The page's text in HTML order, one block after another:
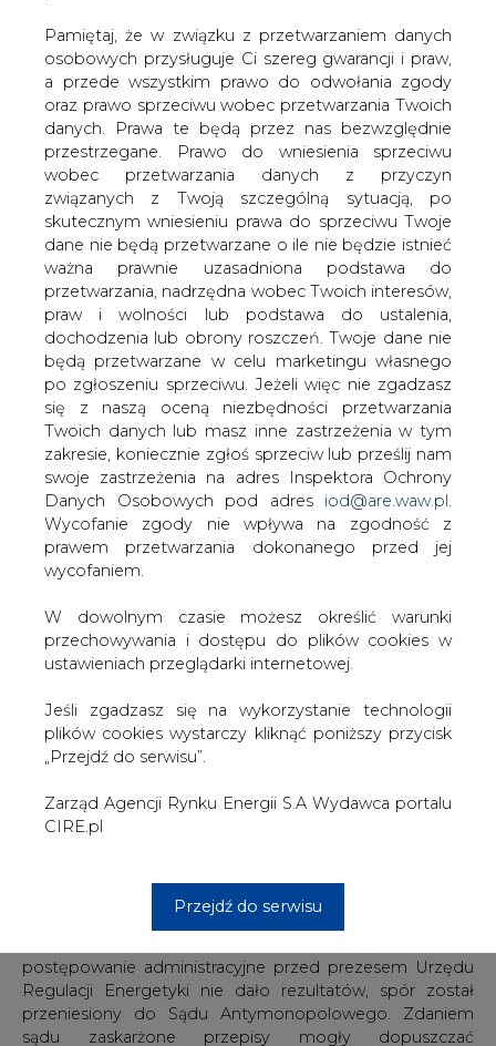
Pamiętaj, że w związku z przetwarzaniem danych
osobowych przysługuje Ci szereg gwarancji i praw,
a przede wszystkim prawo do odwołania zgody
oraz prawo sprzeciwu wobec przetwarzania Twoich
danych. Prawa te będą przez nas bezwzględnie
przestrzegane. Prawo do wniesienia sprzeciwu
wobec przetwarzania danych z przyczyn
związanych z Twoją szczególną sytuacją, po
skutecznym wniesieniu prawa do sprzeciwu Twoje
dane nie będą przetwarzane o ile nie będzie istnieć
ważna prawnie uzasadniona podstawa do
przetwarzania, nadrzędna wobec Twoich interesów,
praw i wolności lub podstawa do ustalenia,
dochodzenia lub obrony roszczeń. Twoje dane nie
będą przetwarzane w celu marketingu własnego
po zgłoszeniu sprzeciwu. Jeżeli więc nie zgadzasz
się z naszą oceną niezbędności przetwarzania
Twoich danych lub masz inne zastrzeżenia w tym
zakresie, koniecznie zgłoś sprzeciw lub prześlij nam
swoje zastrzeżenia na adres Inspektora Ochrony
Danych Osobowych pod adres iod@are.waw.pl.
Wycofanie zgody nie wpływa na zgodność z
prawem przetwarzania dokonanego przed jej
wycofaniem.
W dowolnym czasie możesz określić warunki
przechowywania i dostępu do plików cookies w
ustawieniach przeglądarki internetowej.
Jeśli zgadzasz się na wykorzystanie technologii
plików cookies wystarczy kliknąć poniższy przycisk
„Przejdź do serwisu”.
Zarząd Agencji Rynku Energii S.A Wydawca portalu
CIRE.pl
Przejdź do serwisu
Szczegółowe zasady kształtowania i
kalkulacji taryf oraz zasady rozliczeń w
obrocie energią elektryczną, w tym
rozliczeń z indywidualnymi odbiorcami
w lokalach, zawarte w rozporządzeniu
ministra gospodarki z grudnia 1998 r. są
sprzeczne z przepisami ustawy - Prawo
energetyczne. Tak stwierdził na
wczorajszej rozprawie Trybunał
Konstytucyjny. Nie znalazł natomiast
podstaw, by zakwestionować zgodność
przedstawionych wyżej przepisów z
ustawą zasadniczą.
W rozporządzeniu określono zasady przyłączenia
odbiorców do sieci elektroenergetycznej, które
pozwalają na dwukrotne rozliczanie na rzecz zakładu
energetycznego kosztów instalowanych przyłączeń
elektroenergetycznych. Według rozporządzenia
podłączenie do trakcji. Po raz drugi płaci przy
rozliczeniach za usługi przesyłowe. Sąd
Antymonopolowy skierował w tej sprawie pytanie prawne
między spółką Isuzu Motors Polska a Górnośląskim
Zakładem Elektroenergetycznym SA w Gliwicach, który
wykonał podłączenie energii do fabryki spółki. Spółka -
zakładu energetycznego o zapłatę za zrealizowaną przez
ten zakład linię kablową, dostarczającą prąd do fabryki
ponieważ przewidziano ją w miejscowym planie
postępowanie administracyjne przed prezesem Urzędu
Regulacji Energetyki nie dało rezultatów, spór został
przeniesiony do Sądu Antymonopolowego. Zdaniem
sądu zaskarżone przepisy mogły dopuszczać